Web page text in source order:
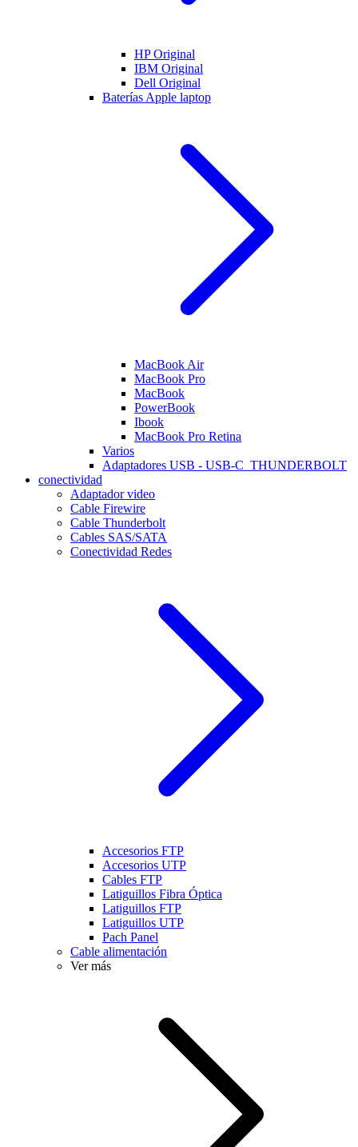
HP Original
IBM Original
Dell Original
Baterías Apple laptop
MacBook Air
MacBook Pro
MacBook
PowerBook
Ibook
MacBook Pro Retina
Varios
Adaptadores USB - USB-C_THUNDERBOLT
conectividad
Adaptador video
Cable Firewire
Cable Thunderbolt
Cables SAS/SATA
Conectividad Redes
Accesorios FTP
Accesorios UTP
Cables FTP
Latiguillos Fibra Óptica
Latiguillos FTP
Latiguillos UTP
Pach Panel
Cable alimentación
Ver más